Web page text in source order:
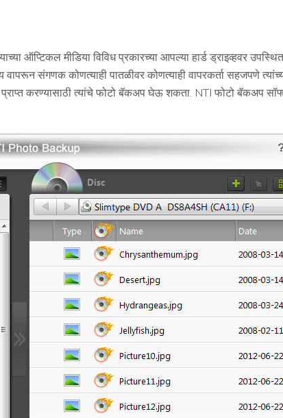
ऑप्टिकल मीडिया विविध प्रकारच्या आपल्या हार्ड ड्राइव्हवर
संगणक कोणत्याही पातळीवर कोणत्याही वापरकर्ता सहजपणे
करण्यासाठी त्यांचे फोटो बॅकअप घेऊ शकता. NTI फोटो बॅकअप